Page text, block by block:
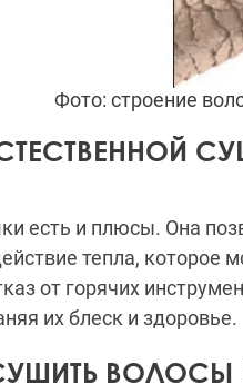
Фото: строение
есть и плюсы. Она
тепла, которое
от горячих
их блеск и здоровье.
ВОЛОСЫ